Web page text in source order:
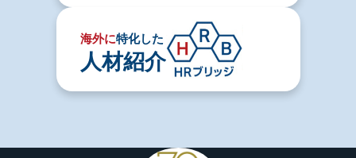
海外に特化した
人材紹介